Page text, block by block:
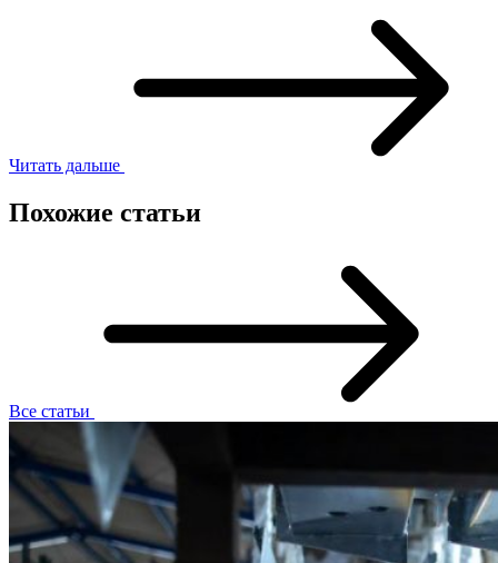
Читать дальше
Похожие статьи
Все статьи